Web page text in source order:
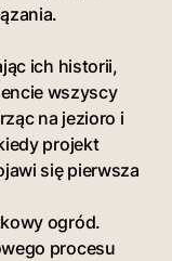
ich historii,
wszyscy
na jezioro i
projekt
się pierwsza
ogród.
procesu